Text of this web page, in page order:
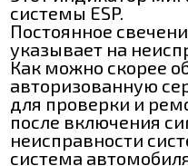
системы ESP.
Постоянное
указывает на
Как можно скорее
авторизованную
для проверки и
после включения
неисправности
система